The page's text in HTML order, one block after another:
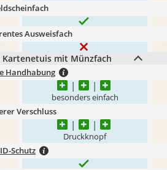
Ausweisfach
Kartenetuis mit Münzfach
Handhabung
besonders einfach
Verschluss
Druckknopf
Schutz